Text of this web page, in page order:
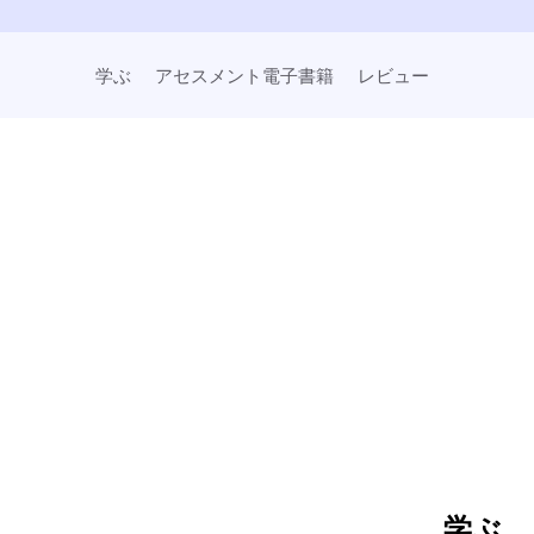
学ぶ アセスメント電子書籍 レビュー